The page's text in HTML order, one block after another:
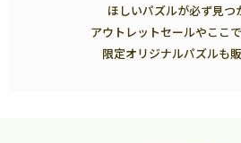
ほしいパズルが必ず見つ
アウトレットセールやここ
限定オリジナルパズルも